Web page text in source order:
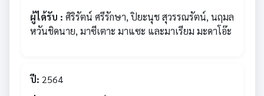
ผู้ได้รับ : ศิริรัตน์ ศรีรักษา, ปิยะนุช สุวรรณรัตน์, นฤมล
หวันชิดนาย, มาซีเตาะ มาแซะ และมาเรียม มะดาโอ๊ะ
ปี: 2564